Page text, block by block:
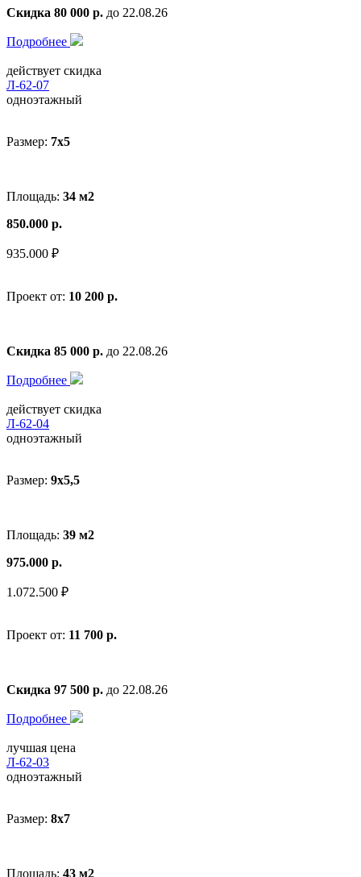
Скидка 80 000 р. до 22.08.26
Подробнее
действует скидка
Л-62-07
одноэтажный
Размер: 7x5
Площадь: 34 м2
850.000 р.
935.000 ₽
Проект от: 10 200 р.
Скидка 85 000 р. до 22.08.26
Подробнее
действует скидка
Л-62-04
одноэтажный
Размер: 9x5,5
Площадь: 39 м2
975.000 р.
1.072.500 ₽
Проект от: 11 700 р.
Скидка 97 500 р. до 22.08.26
Подробнее
лучшая цена
Л-62-03
одноэтажный
Размер: 8x7
Площадь: 43 м2